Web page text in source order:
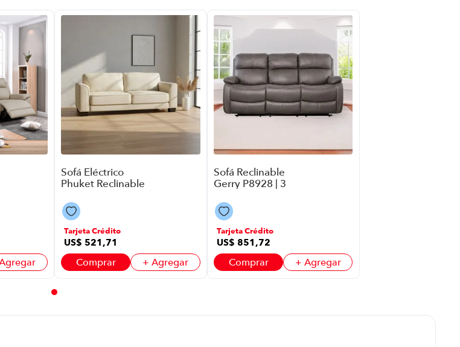
Sofá Eléctrico
Phuket Reclinable
Color Beige
Tarjeta Crédito
US$ 521 ,71
Comprar + Agregar
Sofá Reclinable
Gerry P8928 | 3
Oscuro
Tarjeta Crédito
US$ 851 ,72
Comprar + Agregar